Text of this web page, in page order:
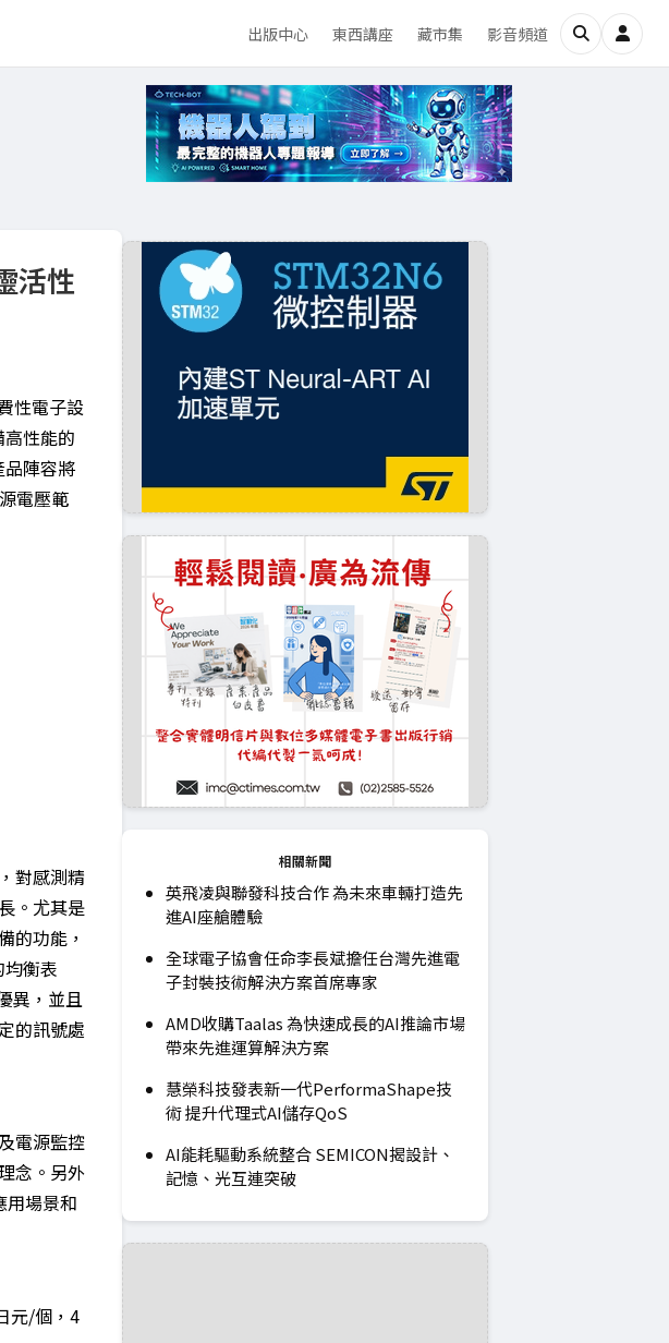
出版中心 東西講座 藏市集 影音頻道
活性
性電子設
性能的
陣容將
電壓範
對感測精
。尤其是
的功能，
衡表
異，並且
的訊號處
電源監控
念。另外
用場景和
元/個，4
相關新聞
英飛凌與聯發科技合作 為未來車輛打造先
進AI座艙體驗
全球電子協會任命李長斌擔任台灣先進電
子封裝技術解決方案首席專家
AMD收購Taalas 為快速成長的AI推論市場
帶來先進運算解決方案
慧榮科技發表新一代PerformaShape技
術 提升代理式AI儲存QoS
AI能耗驅動系統整合 SEMICON揭設計、
記憶、光互連突破